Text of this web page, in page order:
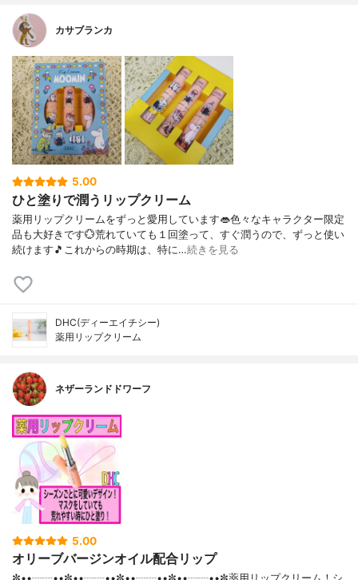
カサブランカ
5.00
ひと塗りで潤うリップクリーム
薬用リップクリームをずっと愛用しています👄色々なキャラクター限定
品も大好きです💮荒れていても１回塗って、すぐ潤うので、ずっと使い
続けます🎵これからの時期は、特に…続きを見る
DHC(ディーエイチシー)
薬用リップクリーム
ネザーランドドワーフ
5.00
オリーブバージンオイル配合リップ